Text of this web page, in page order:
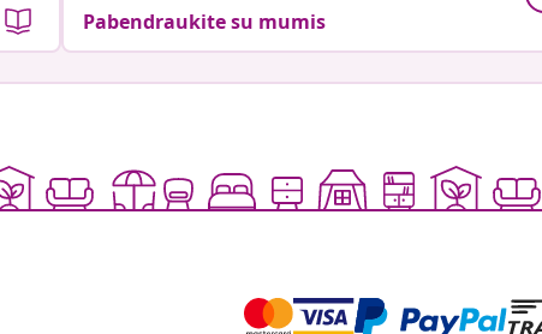
Pabendraukite su mumis